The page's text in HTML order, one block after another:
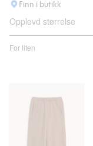
Finn i butikk
Opplevd størrelse
For liten
av
stemmer